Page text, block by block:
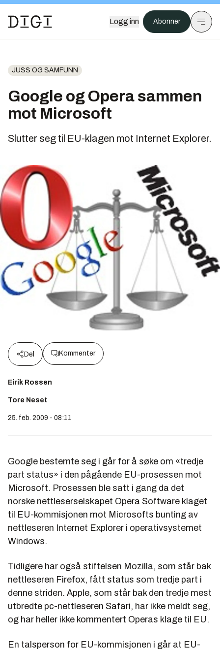
Logg inn Abonner
JUSS OG SAMFUNN
Google og Opera sammen
mot Microsoft
Slutter seg til EU-klagen mot Internet Explorer.
Del Kommenter
Eirik Rossen
Tore Neset
25. feb. 2009 - 08:11
Google bestemte seg i går for å søke om «tredje
part status» i den pågående EU-prosessen mot
Microsoft. Prosessen ble satt i gang da det
norske nettleserselskapet Opera Software klaget
til EU-kommisjonen mot Microsofts bunting av
nettleseren Internet Explorer i operativsystemet
Windows.
Tidligere har også stiftelsen Mozilla, som står bak
nettleseren Firefox, fått status som tredje part i
denne striden. Apple, som står bak den tredje mest
utbredte pc-nettleseren Safari, har ikke meldt seg,
og har heller ikke kommentert Operas klage til EU.
En talsperson for EU-kommisjonen i går at EU-